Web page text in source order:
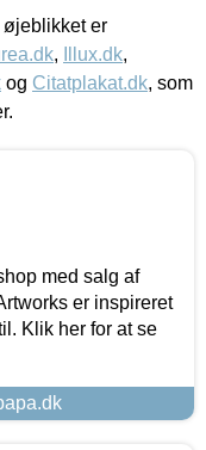
er
, Illux.dk,
og Citatplakat.dk, som
med salg af
er inspireret
Klik her for at se